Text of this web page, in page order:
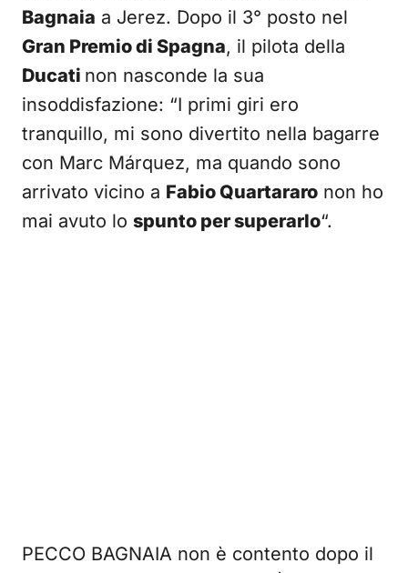
Bagnaia a Jerez. Dopo il 3° posto nel
Gran Premio di Spagna, il pilota della
Ducati non nasconde la sua
insoddisfazione: “I primi giri ero
tranquillo, mi sono divertito nella bagarre
con Marc Márquez, ma quando sono
arrivato vicino a Fabio Quartararo non ho
mai avuto lo spunto per superarlo“.
PECCO BAGNAIA non è contento dopo il